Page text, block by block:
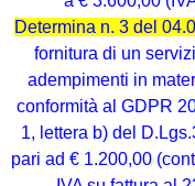
Determina n. 3 del
fornitura di un
adempimenti in
conformità al GDPR
1, lettera b) del
pari ad € 1.200,00